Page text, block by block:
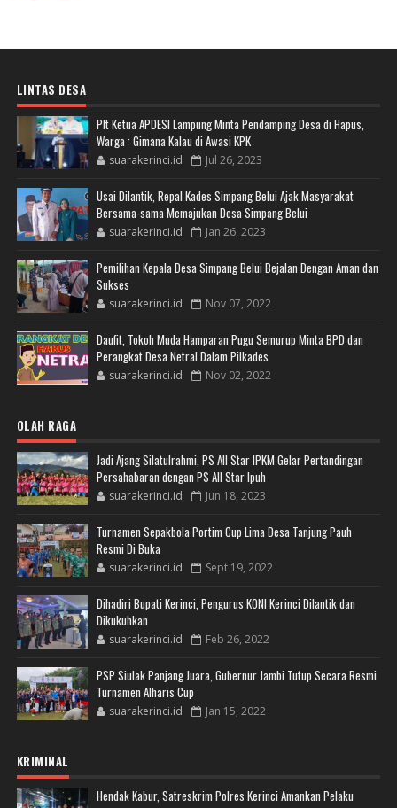
LINTAS DESA
Plt Ketua APDESI Lampung Minta Pendamping Desa di Hapus,
Warga : Gimana Kalau di Awasi KPK
suarakerinci.id Jul 26, 2023
Usai Dilantik, Repal Kades Simpang Belui Ajak Masyarakat
Bersama-sama Memajukan Desa Simpang Belui
suarakerinci.id Jan 26, 2023
Pemilihan Kepala Desa Simpang Belui Bejalan Dengan Aman dan
Sukses
suarakerinci.id Nov 07, 2022
Daufit, Tokoh Muda Hamparan Pugu Semurup Minta BPD dan
Perangkat Desa Netral Dalam Pilkades
suarakerinci.id Nov 02, 2022
OLAH RAGA
Jadi Ajang Silatulrahmi, PS All Star IPKM Gelar Pertandingan
Persahabaran dengan PS All Star Ipuh
suarakerinci.id Jun 18, 2023
Turnamen Sepakbola Portim Cup Lima Desa Tanjung Pauh
Resmi Di Buka
suarakerinci.id Sept 19, 2022
Dihadiri Bupati Kerinci, Pengurus KONI Kerinci Dilantik dan
Dikukuhkan
suarakerinci.id Feb 26, 2022
PSP Siulak Panjang Juara, Gubernur Jambi Tutup Secara Resmi
Turnamen Alharis Cup
suarakerinci.id Jan 15, 2022
KRIMINAL
Hendak Kabur, Satreskrim Polres Kerinci Amankan Pelaku